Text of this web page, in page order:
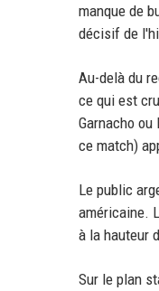
manque de
décisif de
Au-delà du
ce qui est
Garnacho
ce match)
Le public
américaine.
à la hauteur
Sur le plan